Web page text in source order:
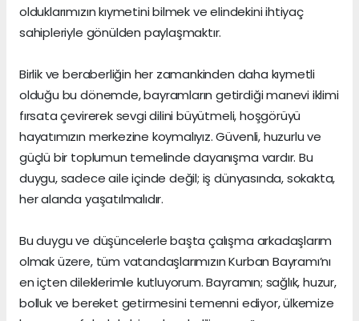
olduklarımızın kıymetini bilmek ve elindekini ihtiyaç
sahipleriyle gönülden paylaşmaktır.
Birlik ve beraberliğin her zamankinden daha kıymetli
olduğu bu dönemde, bayramların getirdiği manevi iklimi
fırsata çevirerek sevgi dilini büyütmeli, hoşgörüyü
hayatımızın merkezine koymalıyız. Güvenli, huzurlu ve
güçlü bir toplumun temelinde dayanışma vardır. Bu
duygu, sadece aile içinde değil; iş dünyasında, sokakta,
her alanda yaşatılmalıdır.
Bu duygu ve düşüncelerle başta çalışma arkadaşlarım
olmak üzere, tüm vatandaşlarımızın Kurban Bayramı’nı
en içten dileklerimle kutluyorum. Bayramın; sağlık, huzur,
bolluk ve bereket getirmesini temenni ediyor, ülkemize